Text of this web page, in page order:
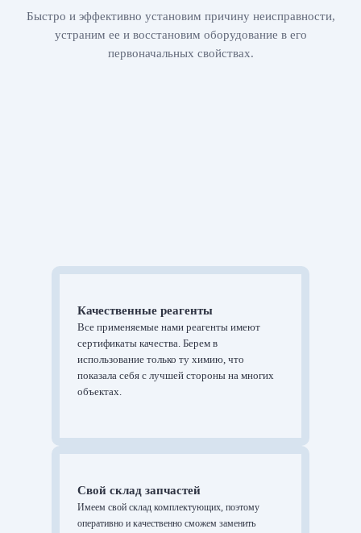
Быстро и эффективно установим причину неисправности,
устраним ее и восстановим оборудование в его
первоначальных свойствах.
Качественные реагенты
Все применяемые нами реагенты имеют
сертификаты качества. Берем в
использование только ту химию, что
показала себя с лучшей стороны на многих
объектах.
Свой склад запчастей
Имеем свой склад комплектующих, поэтому
оперативно и качественно сможем заменить